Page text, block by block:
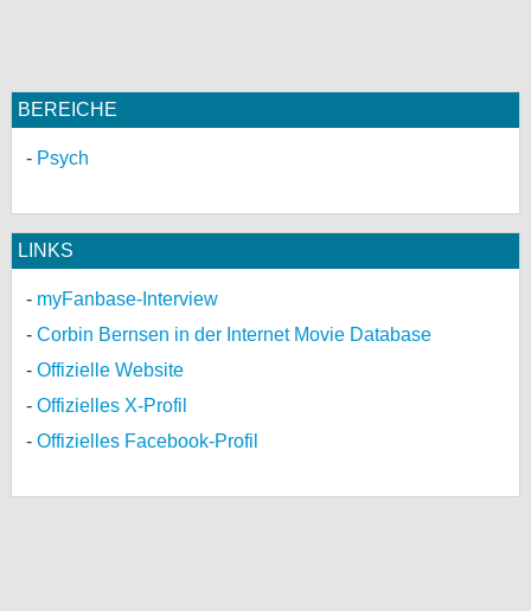
BEREICHE
Psych
LINKS
myFanbase-Interview
Corbin Bernsen in der Internet Movie Database
Offizielle Website
Offizielles X-Profil
Offizielles Facebook-Profil